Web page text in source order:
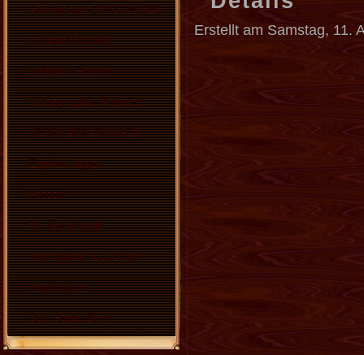
Grußer'sche MASCHINEN
Kurz und bündig
Lichtbild-Galerie
Videographie-Kabinett
VERANSTALTUNGEN
Empfehlungen
Presse
fb - Gefällt mir!
Informativer Lesestoff
Impressum
Das Gäste-Buch
Erstellt am Samstag, 11.